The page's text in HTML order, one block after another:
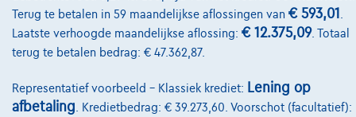
Terug te betalen in 59 maandelijkse aflossingen van € 593,01
Laatste verhoogde maandelijkse aflossing: € 12.375,09. Totaal
terug te betalen bedrag: € 47.362,87.
Representatief voorbeeld – Klassiek krediet: Lening op
afbetaling . Kredietbedrag: € 39.273,60. Voorschot (facultatief):
Kwaliteitscharter
Onze dealers
Onze team